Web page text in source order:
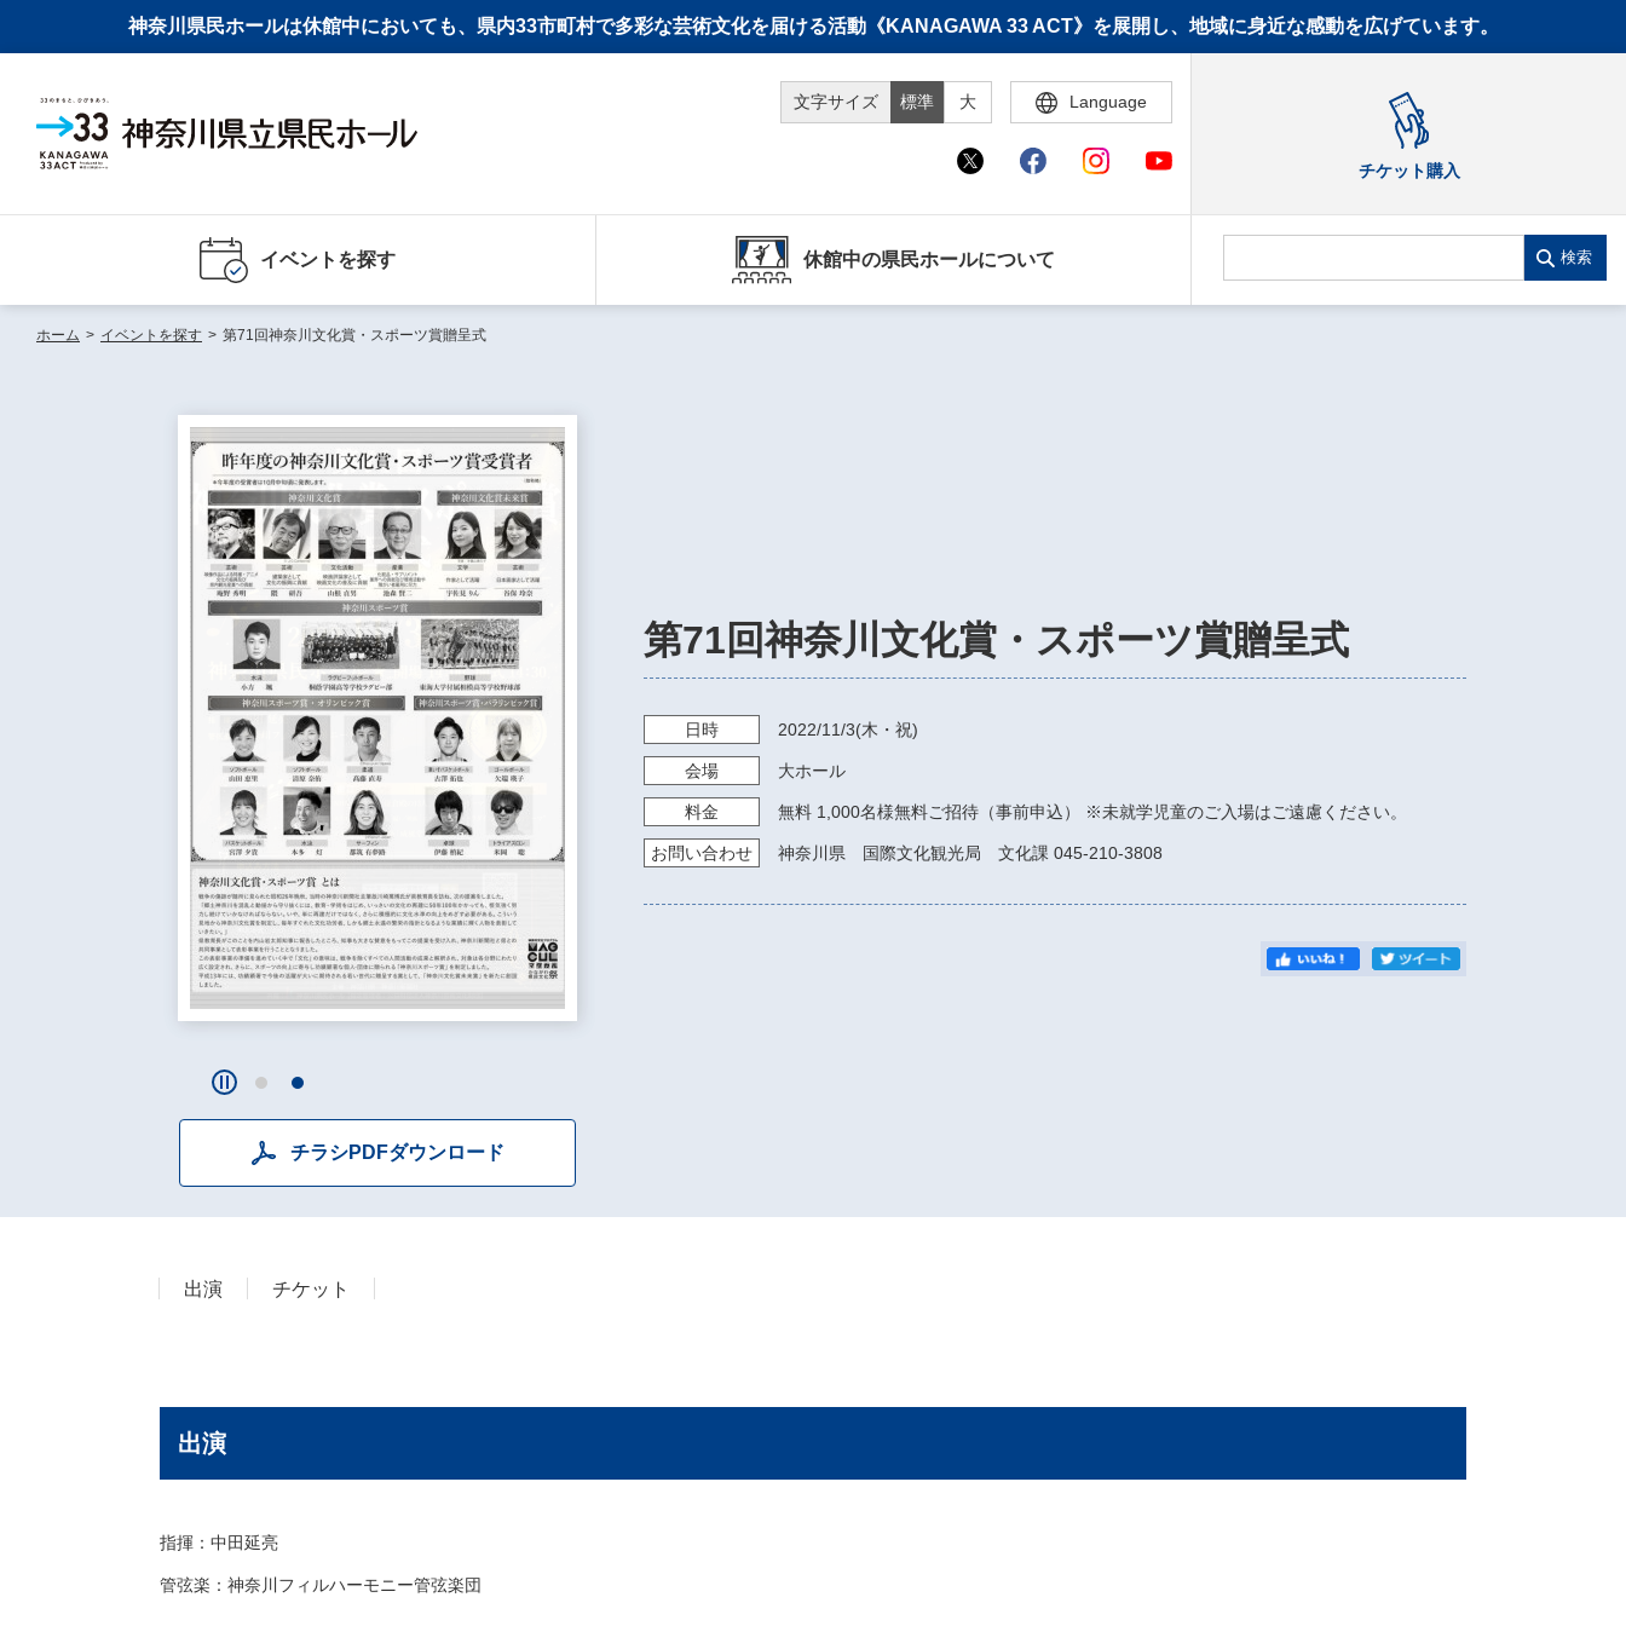
神奈川県民ホールは休館中においても、県内33市町村で多彩な芸術文化を届ける活動《KANAGAWA 33 ACT》を展開し、地域に身近な感動を広げています。
文字サイズ 標準 大 Language
チケット購入
イベントを探す 休館中の県民ホールについて 検索
ホーム > イベントを探す > 第71回神奈川文化賞・スポーツ賞贈呈式
チラシPDFダウンロード
第71回神奈川文化賞・スポーツ賞贈呈式
日時 2022/11/3(木・祝)
会場 大ホール
料金 無料 1,000名様無料ご招待（事前申込） ※未就学児童のご入場はご遠慮ください。
お問い合わせ 神奈川県 国際文化観光局 文化課 045-210-3808
出演 チケット
出演
指揮：中田延亮
管弦楽：神奈川フィルハーモニー管弦楽団